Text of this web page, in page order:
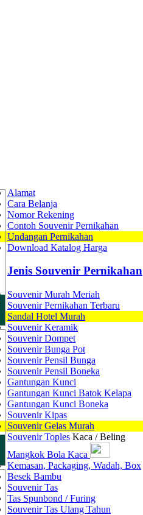
Alamat
Cara Belanja
Nomor Rekening
Contoh Souvenir Pernikahan
Undangan Pernikahan
Download Katalog Harga
Jenis Souvenir Pernikahan
Souvenir Murah Meriah
Souvenir Pernikahan Terbaru
Sandal Hotel Murah
Souvenir Keramik
Souvenir Dompet
Souvenir Bunga Pot
Souvenir Pensil Bunga
Souvenir Pensil Boneka
Gantungan Kunci
Gantungan Kunci Batok Kelapa
Gantungan Kunci Boneka
Souvenir Kipas
Souvenir Gelas Murah
Souvenir Toples Kaca / Beling
Mangkok Bola Kaca
Kemasan, Packaging, Wadah, Box
Besek Bambu
Souvenir Tas
Tas Spunbond / Furing
Souvenir Tas Ulang Tahun